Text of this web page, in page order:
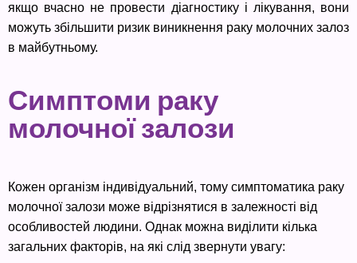
якщо вчасно не провести діагностику і лікування, вони
можуть збільшити ризик виникнення раку молочних залоз
в майбутньому.
Симптоми раку
молочної залози
Кожен організм індивідуальний, тому симптоматика раку
молочної залози може відрізнятися в залежності від
особливостей людини. Однак можна виділити кілька
загальних факторів, на які слід звернути увагу: